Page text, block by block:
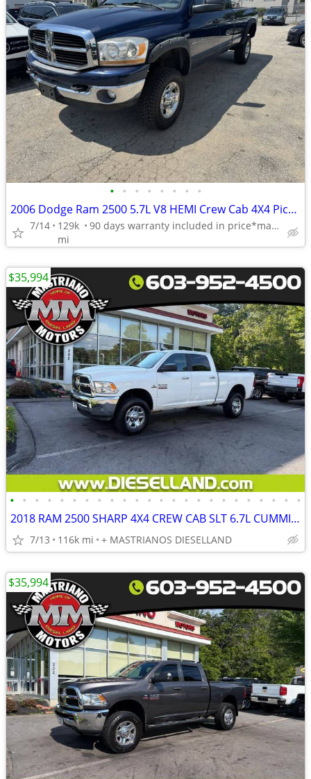
• • • • • • • •
2006 Dodge Ram 2500 5.7L V8 HEMI Crew Cab 4X4 Pickup*129K Miles*4WD
7/14
129k
mi
90 days warranty included in price*manchester,nh*call or txt
• • • • • • • • • • • • • • • • • • • • • • • •
2018 RAM 2500 SHARP 4X4 CREW CAB SLT 6.7L CUMMINS DIESEL!! **FINANCING AVAILABLE
7/13 116k mi + MASTRIANOS DIESELLAND
$35,994
$35,994